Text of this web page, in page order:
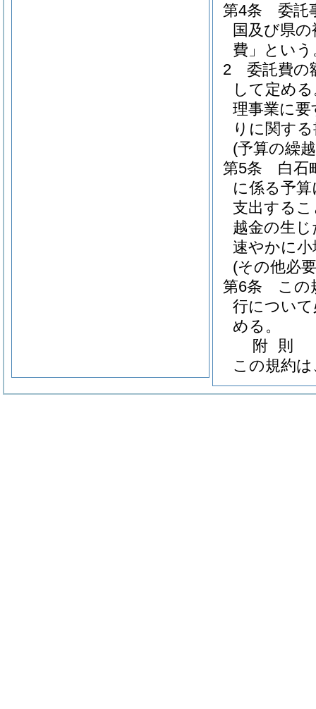
第4条
委託
国及び県
費」という
2
委託費の
して定め
理事業に
りに関す
(予算の繰
第5条
白石
に係る予
支出する
越金の生
速やかに
(その他必
第6条
この
行につい
める。
附 則
この規約